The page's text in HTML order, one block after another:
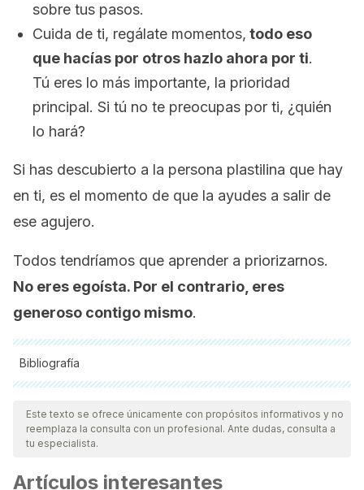
sobre tus pasos.
Cuida de ti, regálate momentos, todo eso
que hacías por otros hazlo ahora por ti.
Tú eres lo más importante, la prioridad
principal. Si tú no te preocupas por ti, ¿quién
lo hará?
Si has descubierto a la persona plastilina que hay
en ti, es el momento de que la ayudes a salir de
ese agujero.
Todos tendríamos que aprender a priorizarnos.
No eres egoísta. Por el contrario, eres
generoso contigo mismo.
Bibliografía
Todas las fuentes citadas fueron revisadas a profundidad por
nuestro equipo, para asegurar su calidad, confiabilidad,
vigencia y validez.La bibliografía de este artículo fue
científica.
Este texto se ofrece únicamente con propósitos informativos y no
reemplaza la consulta con un profesional. Ante dudas, consulta a
tu especialista.
Artículos interesantes